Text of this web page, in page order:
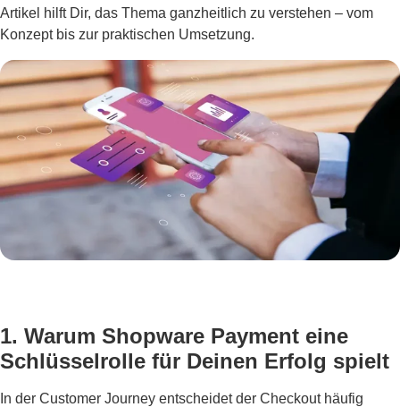
Artikel hilft Dir, das Thema ganzheitlich zu verstehen – vom
Konzept bis zur praktischen Umsetzung.
1. Warum Shopware Payment eine
Schlüsselrolle für Deinen Erfolg spielt
In der Customer Journey entscheidet der Checkout häufig